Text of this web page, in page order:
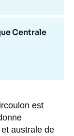
Centrale
est
australe de